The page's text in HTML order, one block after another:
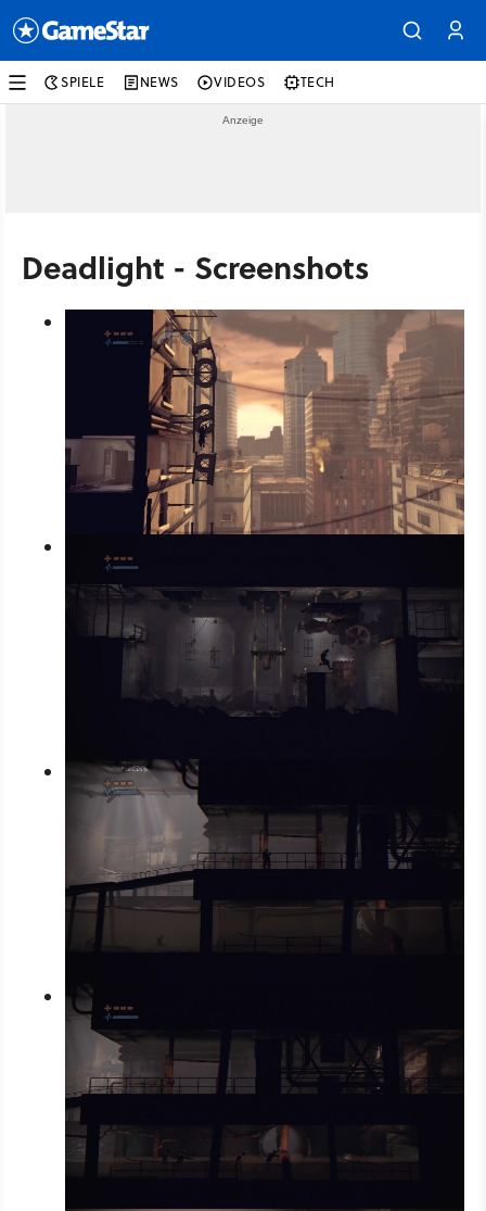
SPIELE NEWS VIDEOS TECH
Deadlight - Screenshots